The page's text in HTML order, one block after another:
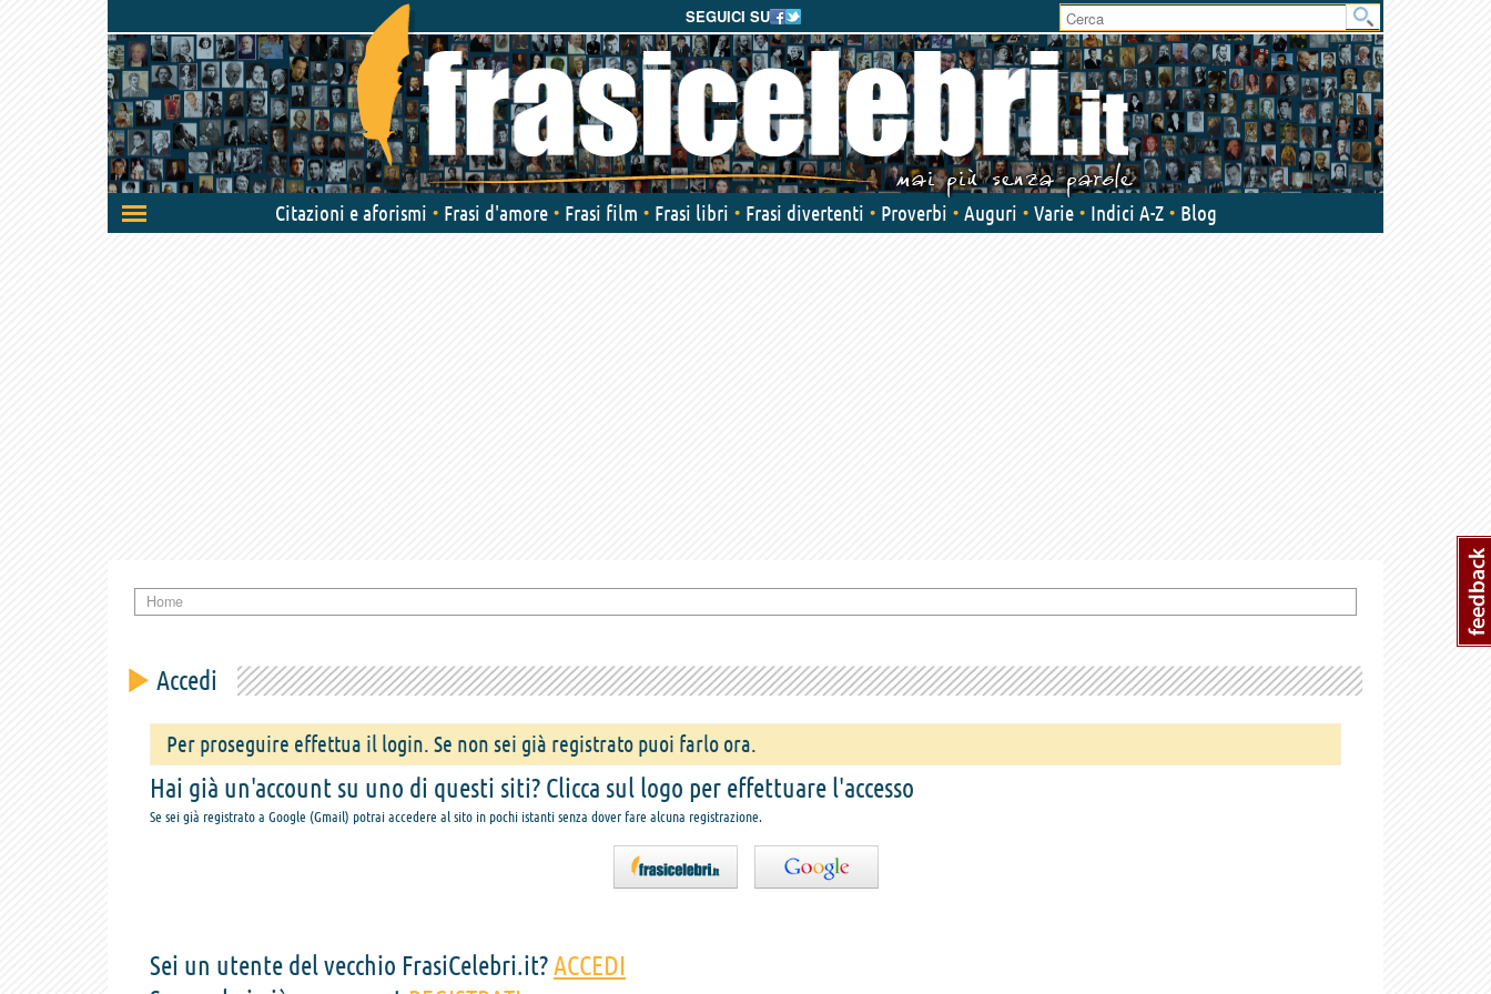
SEGUICI SU
Attiva/disattiva
navigazione
Citazioni e aforismi Frasi d'amore Frasi film Frasi libri Frasi divertenti Proverbi Auguri Varie Indici A-Z Blog
Home
Accedi
Per proseguire effettua il login. Se non sei già registrato puoi farlo ora.
Hai già un'account su uno di questi siti? Clicca sul logo per effettuare l'accesso
Se sei già registrato a Google (Gmail) potrai accedere al sito in pochi istanti senza dover fare alcuna registrazione.
Sei un utente del vecchio FrasiCelebri.it?ACCEDI